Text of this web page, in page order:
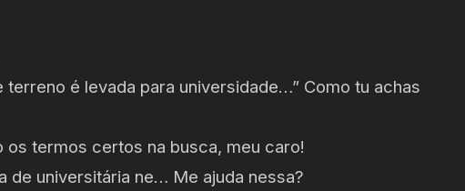
é levada para universidade…” Como tu achas
termos certos na busca, meu caro!
universitária ne… Me ajuda nessa?